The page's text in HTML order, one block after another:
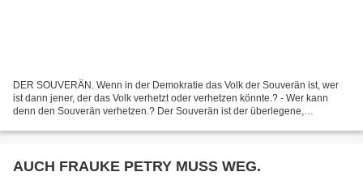
DER SOUVERÄN. Wenn in der Demokratie das Volk der Souverän ist, wer
ist dann jener, der das Volk verhetzt oder verhetzen könnte.? - Wer kann
denn den Souverän verhetzen.? Der Souverän ist der überlegene,
AUCH FRAUKE PETRY MUSS WEG.